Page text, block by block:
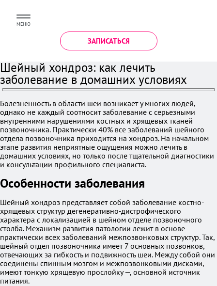
МЕНЮ
ЗАПИСАТЬСЯ
Шейный хондроз: как лечить
заболевание в домашних условиях
Болезненность в области шеи возникает у многих людей,
однако не каждый соотносит заболевание с серьезными
внутренними нарушениями костных и хрящевых тканей
позвоночника. Практически 40% все заболеваний шейного
отдела позвоночника приходится на хондроз. На начальном
этапе развития неприятные ощущения можно лечить в
домашних условиях, но только после тщательной диагностики
и консультации профильного специалиста.
Особенности заболевания
Шейный хондроз представляет собой заболевание костно-
хрящевых структур дегенеративно-дистрофического
характера с локализацией в шейном отделе позвоночного
столба. Механизм развития патологии лежит в основе
практически всех заболеваний межпозвонковых структур. Так,
шейный отдел позвоночника имеет 7 основных позвонков,
отвечающих за гибкость и подвижность шеи. Между собой они
соединены спинным мозгом и межпозвонковыми дисками,
имеют тонкую хрящевую прослойку —, основной источник
питания.